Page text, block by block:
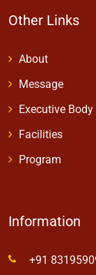
Other Links
About
Message
Executive Body
Facilities
Program
Information
+91